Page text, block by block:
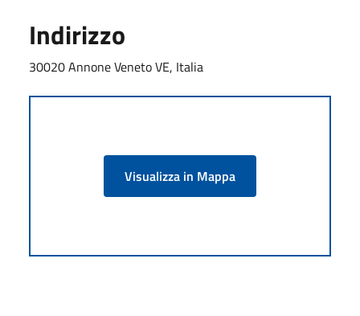
Indirizzo
30020 Annone Veneto VE, Italia
Visualizza in Mappa